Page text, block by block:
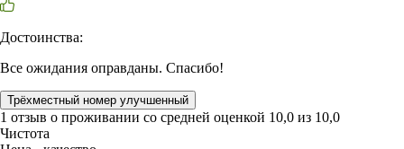
Достоинства:
Все ожидания оправданы. Спасибо!
Трёхместный номер улучшенный
1 отзыв о проживании со средней оценкой 10,0 из 10,0
Чистота